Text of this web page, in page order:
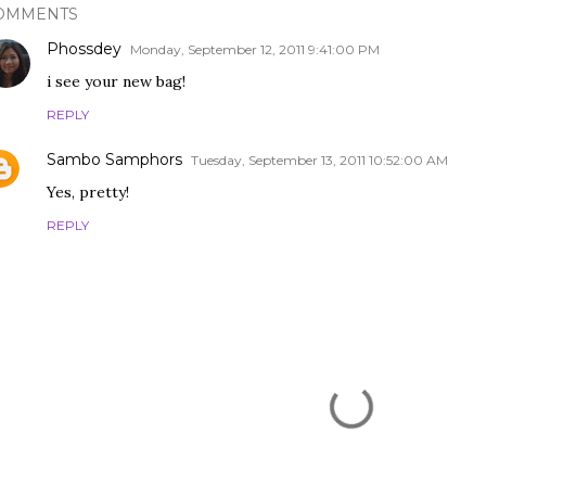
Phossdey Monday, September 12, 2011 9:41:00 PM
i see your new bag!
REPLY
Sambo Samphors Tuesday, September 13, 2011 10:52:00 AM
Yes, pretty!
REPLY